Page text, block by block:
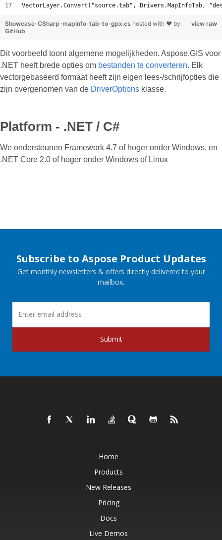
VectorLayer.Convert("source.tab", Drivers.MapInfoTab,
view raw
Showcase-CSharp-mapinfo-tab-to-gpx.cs hosted with ❤ by
GitHub
Dit voorbeeld toont algemene mogelijkheden. Aspose.GIS voor
.NET heeft brede opties om bestanden te converteren. Elk
vectorgebaseerd formaat heeft zijn eigen lees-/schrijfopties die
zijn overgenomen van de DriverOptions klasse.
Platform - .NET / C#
We ondersteunen Framework 4.7 of hoger onder Windows, en
.NET Core 2.0 of hoger onder Windows of Linux
Subscribe to Aspose Product Updates
Get monthly newsletters & offers directly delivered to your
mailbox.
Submit
Home
Products
New Releases
Pricing
Docs
Live Demos